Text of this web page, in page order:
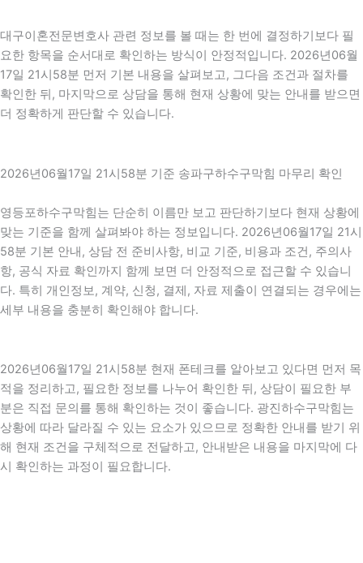
대구이혼전문변호사 관련 정보를 볼 때는 한 번에 결정하기보다 필
요한 항목을 순서대로 확인하는 방식이 안정적입니다. 2026년06월
17일 21시58분 먼저 기본 내용을 살펴보고, 그다음 조건과 절차를
확인한 뒤, 마지막으로 상담을 통해 현재 상황에 맞는 안내를 받으면
더 정확하게 판단할 수 있습니다.
2026년06월17일 21시58분 기준 송파구하수구막힘 마무리 확인
영등포하수구막힘는 단순히 이름만 보고 판단하기보다 현재 상황에
맞는 기준을 함께 살펴봐야 하는 정보입니다. 2026년06월17일 21시
58분 기본 안내, 상담 전 준비사항, 비교 기준, 비용과 조건, 주의사
항, 공식 자료 확인까지 함께 보면 더 안정적으로 접근할 수 있습니
다. 특히 개인정보, 계약, 신청, 결제, 자료 제출이 연결되는 경우에는
세부 내용을 충분히 확인해야 합니다.
2026년06월17일 21시58분 현재 폰테크를 알아보고 있다면 먼저 목
적을 정리하고, 필요한 정보를 나누어 확인한 뒤, 상담이 필요한 부
분은 직접 문의를 통해 확인하는 것이 좋습니다. 광진하수구막힘는
상황에 따라 달라질 수 있는 요소가 있으므로 정확한 안내를 받기 위
해 현재 조건을 구체적으로 전달하고, 안내받은 내용을 마지막에 다
시 확인하는 과정이 필요합니다.